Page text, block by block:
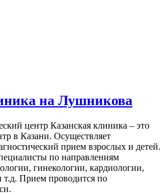
на Лушникова
центр Казанская клиника – это
в Казани. Осуществляет
прием взрослых и детей.
по направлениям
гинекологии, кардиологии,
т.д. Прием проводится по